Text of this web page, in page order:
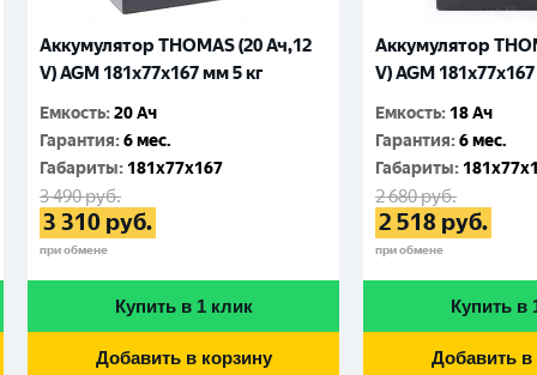
Аккумулятор THOMAS (20 Ач,12
V) AGM 181x77x167 мм 5 кг
Емкость:20 Ач
Гарантия:6 мес.
Габариты: 181x77x167
3 490руб.
3 310 руб.
при обмене
Купить в 1 клик
Добавить в корзину
Аккумулятор
V) AGM
Емкость: 18 Ач
Гарантия:6 мес.
Габариты:
2 680руб.
2 518 руб.
при обмене
Купить в
Добавить в